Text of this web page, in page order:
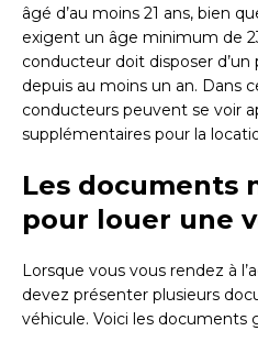
âgé d’au moins 21 ans, bien
exigent un âge minimum de
conducteur doit disposer
depuis au moins un an. Dans
conducteurs peuvent se voir
supplémentaires pour la
Les documents
pour louer une
Lorsque vous vous rendez à
devez présenter plusieurs
véhicule. Voici les documents